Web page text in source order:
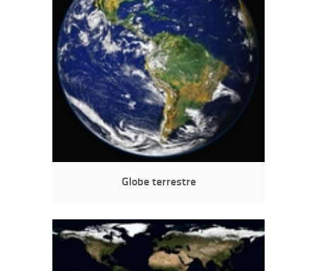
Globe terrestre